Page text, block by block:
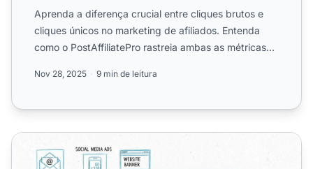
Aprenda a diferença crucial entre cliques brutos e
cliques únicos no marketing de afiliados. Entenda
como o PostAffiliatePro rastreia ambas as métricas
Nov 28, 2025 9 min de leitura
Como Posso Rastrear Impressões? Guia Completo para